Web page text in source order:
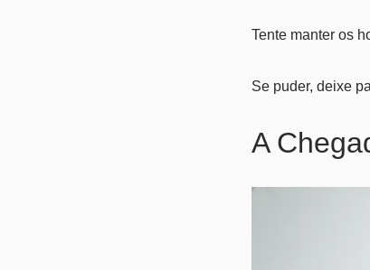
Tente manter os
Se puder, deixe
A